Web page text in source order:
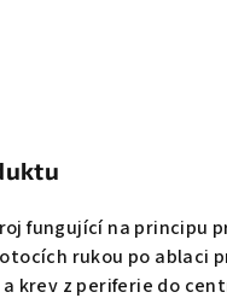
fungující na principu
rukou po ablaci
krev z periferie do